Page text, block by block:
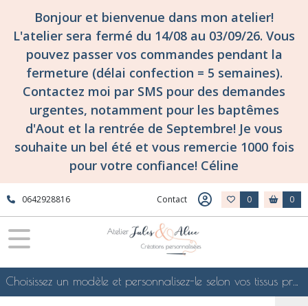
Bonjour et bienvenue dans mon atelier!
L'atelier sera fermé du 14/08 au 03/09/26. Vous
pouvez passer vos commandes pendant la
fermeture (délai confection = 5 semaines).
Contactez moi par SMS pour des demandes
urgentes, notamment pour les baptêmes
d'Aout et la rentrée de Septembre! Je vous
souhaite un bel été et vous remercie 1000 fois
pour votre confiance! Céline
0642928816 Contact 0 0
Choisissez un modèle et personnalisez-le selon vos tissus préférés de mes collections en ligne, je le confectionnerai selon vos souhaits